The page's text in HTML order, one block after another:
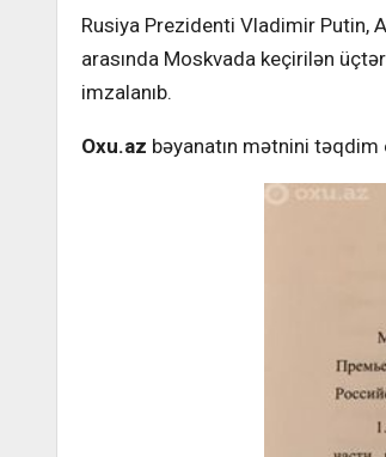
Rusiya Prezidenti Vladimir Putin,
arasında Moskvada keçirilən
imzalanıb.
Oxu.az bəyanatın mətnini təqdim